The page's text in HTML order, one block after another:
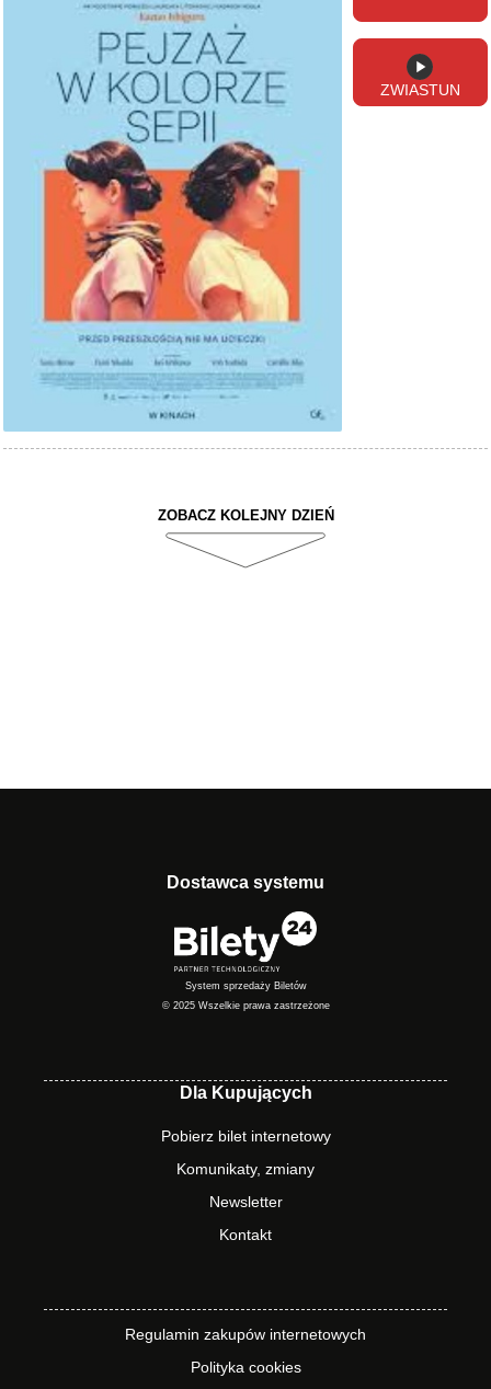
ZWIASTUN
ZOBACZ KOLEJNY DZIEŃ
Dostawca systemu
System sprzedaży Biletów
© 2025 Wszelkie prawa zastrzeżone
Dla Kupujących
Pobierz bilet internetowy
Komunikaty, zmiany
Newsletter
Kontakt
Regulamin zakupów internetowych
Polityka cookies